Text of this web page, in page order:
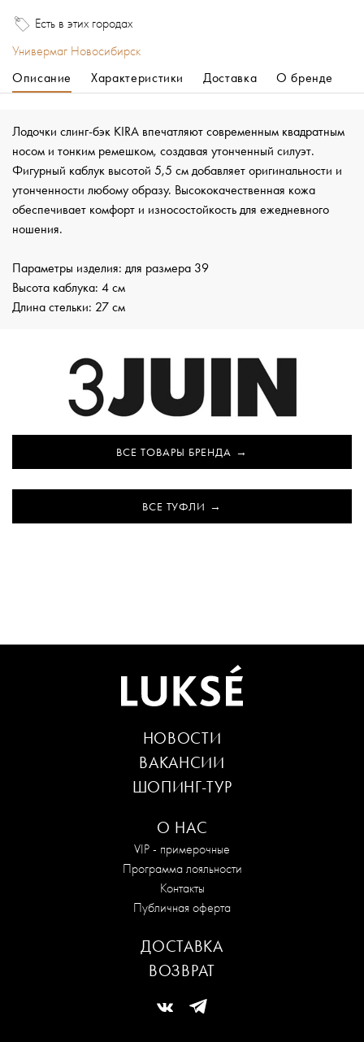
Есть в этих городах
Универмаг Новосибирск
Описание
Характеристики Доставка О бренде
Лодочки слинг-бэк KIRA впечатляют современным квадратным
носом и тонким ремешком, создавая утонченный силуэт.
Фигурный каблук высотой 5,5 см добавляет оригинальности и
утонченности любому образу. Высококачественная кожа
обеспечивает комфорт и износостойкость для ежедневного
ношения.
Параметры изделия: для размера 39
Высота каблука: 4 см
Длина стельки: 27 см
ВСЕ ТОВАРЫ БРЕНДА
ВСЕ ТУФЛИ
О НАС
VIP - примерочные
Программа лояльности
Контакты
Публичная оферта
НОВОСТИ
ВАКАНСИИ
ШОПИНГ-ТУР
ДОСТАВКА
ВОЗВРАТ